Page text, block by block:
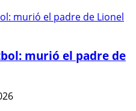
murió el padre de